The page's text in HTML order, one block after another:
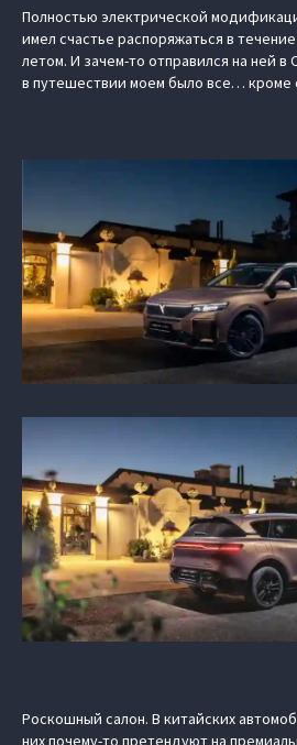
Полностью электрической
имел счастье распоряжаться в
летом. И зачем-то отправился на ней в
в путешествии моем было все… кроме
Роскошный салон. В китайских
них почему-то претендуют на